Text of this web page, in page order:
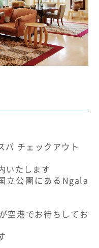
パ チェックアウト
いたします
立公園にあるNgala
空港でお待ちしてお